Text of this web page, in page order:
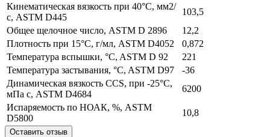
Кинематическая вязкость при 40°C, мм2/
с, ASTM D445
103,5
Общее щелочное число, ASTM D 2896
12,2
Плотность при 15°C, г/мл, ASTM D4052
0,872
Температура вспышки, °C, ASTM D 92
221
Температура застывания, °C, ASTM D97
-36
Динамическая вязкость ССS, при -25°С,
мПа с, ASTM D4684
6200
Испаряемость по НОАК, %, ASTM
D5800
10,8
Оставить отзыв